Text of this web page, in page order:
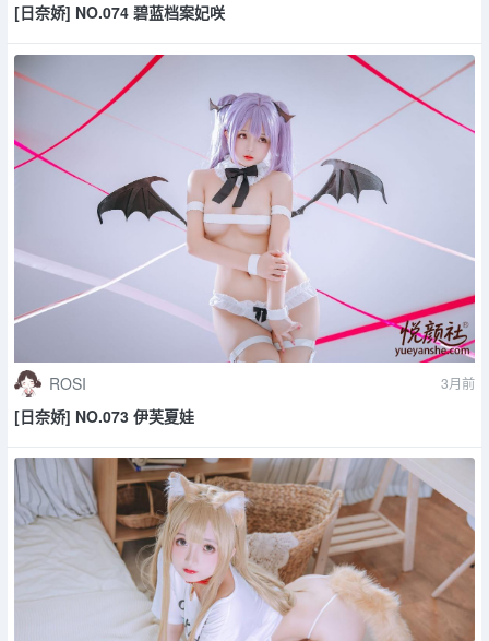
[日奈娇] NO.074 碧蓝档案妃咲
ROSI 3月前
[日奈娇] NO.073 伊芙夏娃